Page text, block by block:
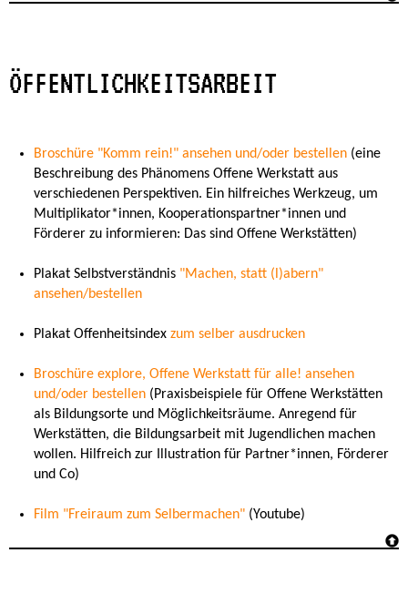
ÖFFENTLICHKEITSARBEIT
Broschüre "Komm rein!" ansehen und/oder bestellen (eine
Beschreibung des Phänomens Offene Werkstatt aus
verschiedenen Perspektiven. Ein hilfreiches Werkzeug, um
Multiplikator*innen, Kooperationspartner*innen und
Förderer zu informieren: Das sind Offene Werkstätten)
Plakat Selbstverständnis "Machen, statt (l)abern"
ansehen/bestellen
Plakat Offenheitsindex zum selber ausdrucken
Broschüre explore, Offene Werkstatt für alle! ansehen
und/oder bestellen (Praxisbeispiele für Offene Werkstätten
als Bildungsorte und Möglichkeitsräume. Anregend für
Werkstätten, die Bildungsarbeit mit Jugendlichen machen
wollen. Hilfreich zur Illustration für Partner*innen, Förderer
und Co)
Film "Freiraum zum Selbermachen" (Youtube)